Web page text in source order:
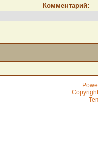
Комментарий: